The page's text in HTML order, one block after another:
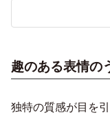
趣のある表情の
独特の質感が目を